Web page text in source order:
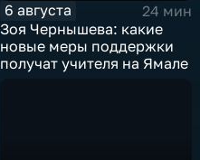
6 августа
24 мин
Зоя Чернышева: какие
новые меры поддержки
получат учителя на Ямале